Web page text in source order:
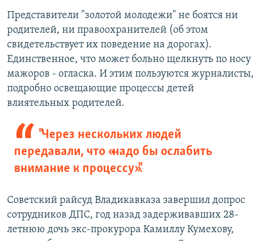
Представители "золотой молодежи" не боятся ни
родителей, ни правоохранителей (об этом
свидетельствует их поведение на дорогах).
Единственное, что может больно щелкнуть по носу
мажоров - огласка. И этим пользуются журналисты,
подробно освещающие процессы детей
влиятельных родителей.
"Через нескольких людей
передавали, что «надо бы ослабить
внимание к процессу»".
Советский райсуд Владикавказа завершил допрос
сотрудников ДПС, год назад задерживавших 28-
летнюю дочь экс-прокурора Камиллу Кумехову,